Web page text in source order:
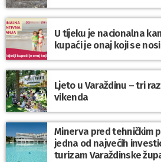
U tijeku je nacionalna
kupaći je onaj koji se
Ljeto u Varaždinu – tri
vikenda
Minerva pred tehničkim
jedna od najvećih
turizam Varaždinske